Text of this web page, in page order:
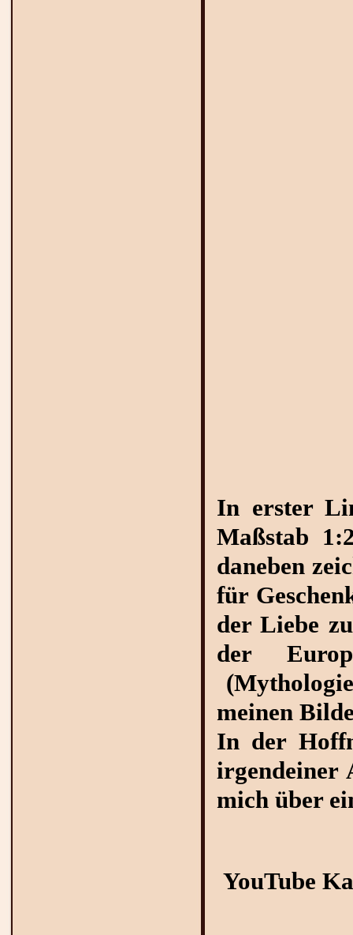
In erster
Maßstab
daneben
für
der Liebe
der
meinen
In der
irgendeiner
mich über
YouTube